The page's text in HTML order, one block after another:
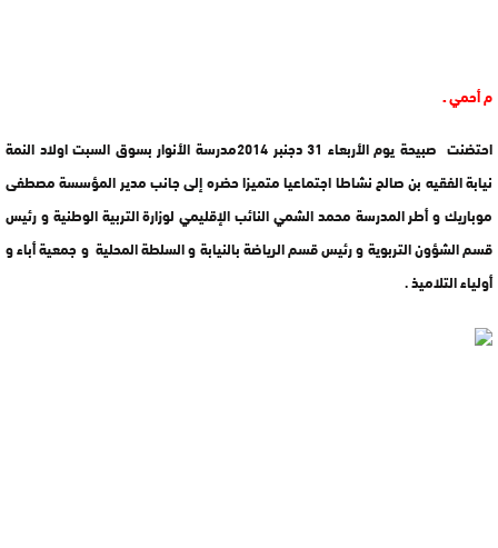
م أحمي ـ
احتضنت صبيحة يوم الأربعاء 31 دجنبر 2014مدرسة الأنوار بسوق السبت اولاد النمة
نيابة الفقيه بن صالح نشاطا اجتماعيا متميزا حضره إلى جانب مدير المؤسسة مصطفى
موباريك و أطر المدرسة محمد الشمي النائب الإقليمي لوزارة التربية الوطنية و رئيس
قسم الشؤون التربوية و رئيس قسم الرياضة بالنيابة و السلطة المحلية و جمعية أباء و
أولياء التلاميذ .